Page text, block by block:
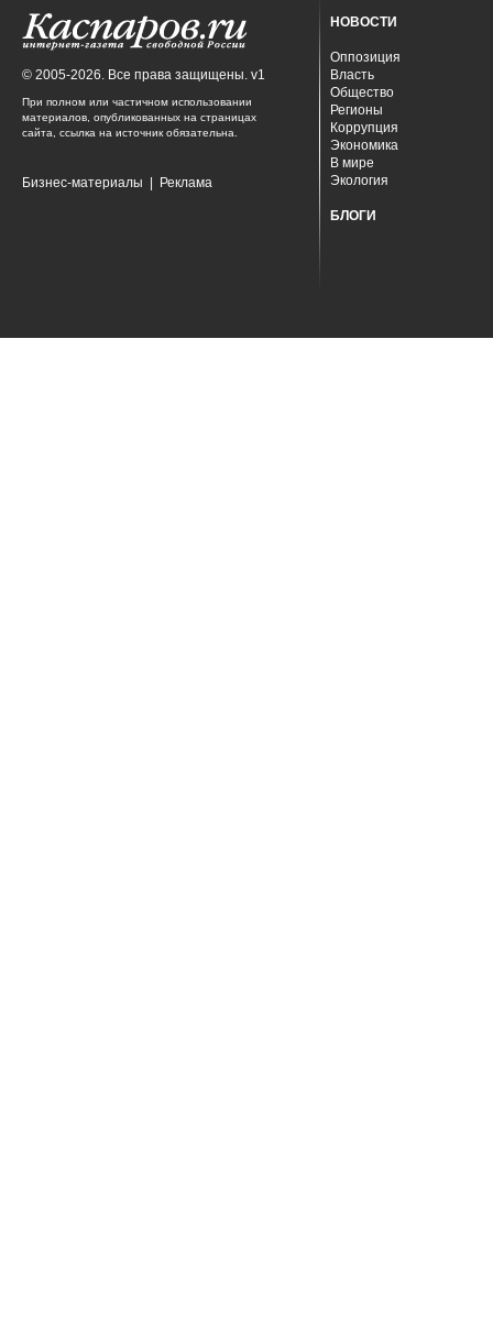
© 2005-2026. Все права защищены. v1
При полном или частичном использовании
материалов, опубликованных на страницах
сайта, ссылка на источник обязательна.
Бизнес-материалы Реклама
НОВОСТИ
Оппозиция
Власть
Общество
Регионы
Коррупция
Экономика
В мире
Экология
БЛОГИ